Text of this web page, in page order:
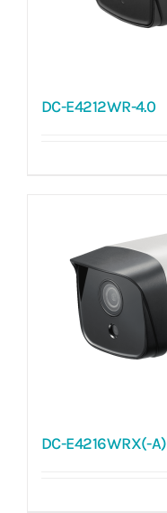
DC-E4212WR-4.0
DC-E4216WRX(-A)